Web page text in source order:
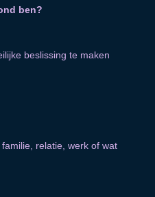
ben?
beslissing te maken
relatie, werk of wat